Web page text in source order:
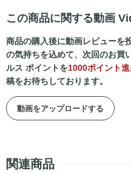
この商品に関する動画
商品の購入後に動画レビューを
の気持ちを込めて、次回のお買
ルス ポイントを1000ポイント進
稿をお待ちしております。
動画をアップロードする
関連商品